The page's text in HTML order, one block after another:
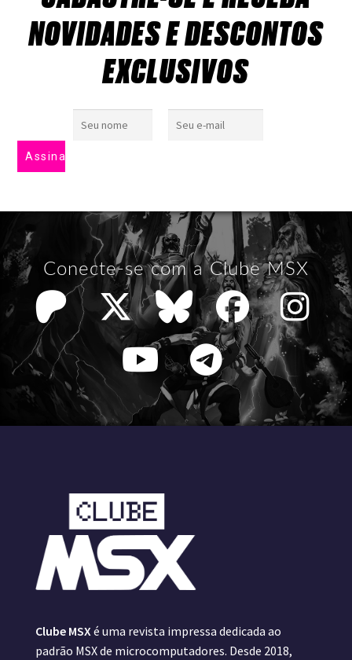
NOVIDADES E DESCONTOS
EXCLUSIVOS
Conecte-se com a Clube MSX
Clube MSXé uma revista impressa dedicada ao
padrão MSX de microcomputadores. Desde 2018,